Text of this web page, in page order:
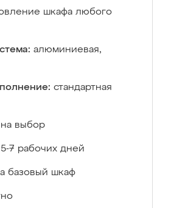
шкафа любого
алюминиевая,
стандартная
на выбор
5-7 рабочих дней
базовый шкаф